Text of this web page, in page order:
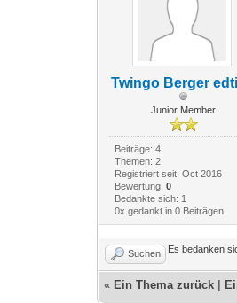
Twingo Berger
Junior Member
Beiträge: 4
Themen: 2
Registriert seit: Oct 2016
Bewertung: 0
Bedankte sich: 1
0x gedankt in 0 Beiträgen
Suchen Es bedanken
« Ein Thema zurück